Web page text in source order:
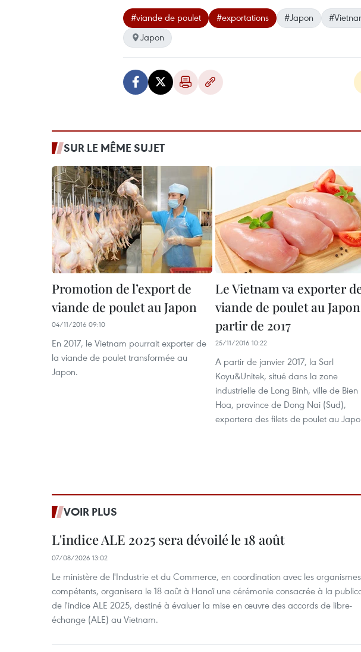
#viande de poulet #exportations #Japon
Japon
SUR LE MÊME SUJET
Promotion de l’export de
viande de poulet au Japon
04/11/2016 09:10
En 2017, le Vietnam pourrait exporter de
la viande de poulet transformée au
Japon.
Le Vietnam va exporter
viande de poulet au
partir de 2017
25/11/2016 10:22
A partir de janvier 2017, la Sarl
Koyu&Unitek, situé dans la zone
industrielle de Long Binh, ville de Bien
Hoa, province de Dong Nai (Sud),
exportera des filets de poulet au
VOIR PLUS
L'indice ALE 2025 sera dévoilé le 18 août
07/08/2026 13:02
Le ministère de l'Industrie et du Commerce, en coordination avec les organismes
compétents, organisera le 18 août à Hanoï une cérémonie consacrée à la
de l'indice ALE 2025, destiné à évaluer la mise en œuvre des accords de libre-
échange (ALE) au Vietnam.